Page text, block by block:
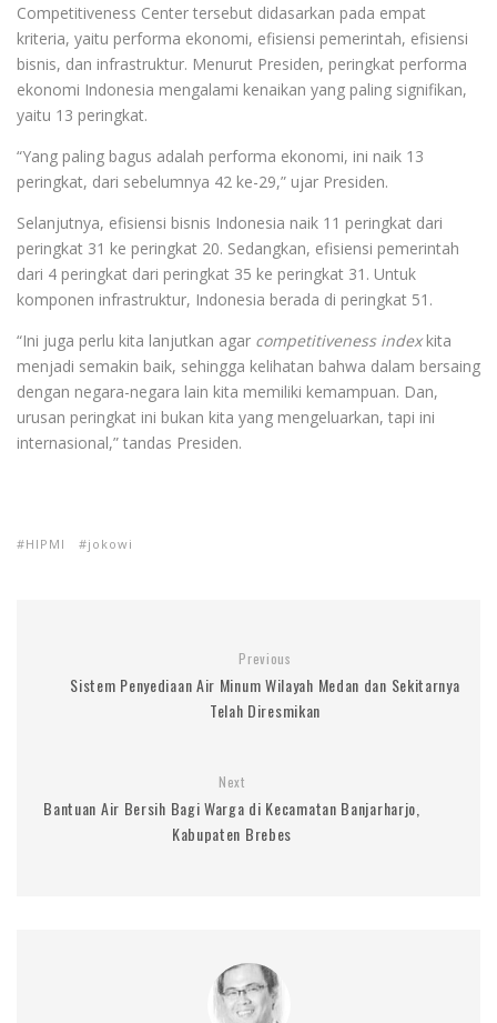
Competitiveness Center tersebut didasarkan pada empat
kriteria, yaitu performa ekonomi, efisiensi pemerintah, efisiensi
bisnis, dan infrastruktur. Menurut Presiden, peringkat performa
ekonomi Indonesia mengalami kenaikan yang paling signifikan,
yaitu 13 peringkat.
“Yang paling bagus adalah performa ekonomi, ini naik 13
peringkat, dari sebelumnya 42 ke-29,” ujar Presiden.
Selanjutnya, efisiensi bisnis Indonesia naik 11 peringkat dari
peringkat 31 ke peringkat 20. Sedangkan, efisiensi pemerintah
dari 4 peringkat dari peringkat 35 ke peringkat 31. Untuk
komponen infrastruktur, Indonesia berada di peringkat 51.
“Ini juga perlu kita lanjutkan agar competitiveness indexkita
menjadi semakin baik, sehingga kelihatan bahwa dalam bersaing
dengan negara-negara lain kita memiliki kemampuan. Dan,
urusan peringkat ini bukan kita yang mengeluarkan, tapi ini
internasional,” tandas Presiden.
HIPMI jokowi
Previous
Sistem Penyediaan Air Minum Wilayah Medan dan Sekitarnya
Telah Diresmikan
Next
Bantuan Air Bersih Bagi Warga di Kecamatan Banjarharjo,
Kabupaten Brebes